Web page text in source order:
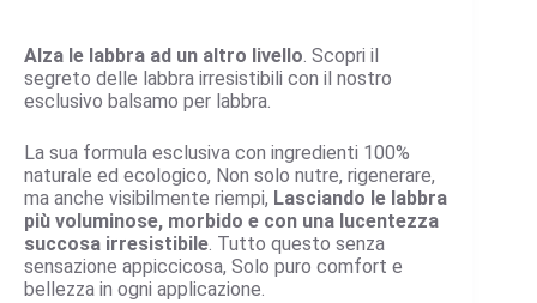
Alza le labbra ad un altro livello. Scopri il
segreto delle labbra irresistibili con il nostro
esclusivo balsamo per labbra.
La sua formula esclusiva con ingredienti 100%
naturale ed ecologico, Non solo nutre, rigenerare,
ma anche visibilmente riempi, Lasciando le labbra
più voluminose, morbido e con una lucentezza
succosa irresistibile. Tutto questo senza
sensazione appiccicosa, Solo puro comfort e
bellezza in ogni applicazione.